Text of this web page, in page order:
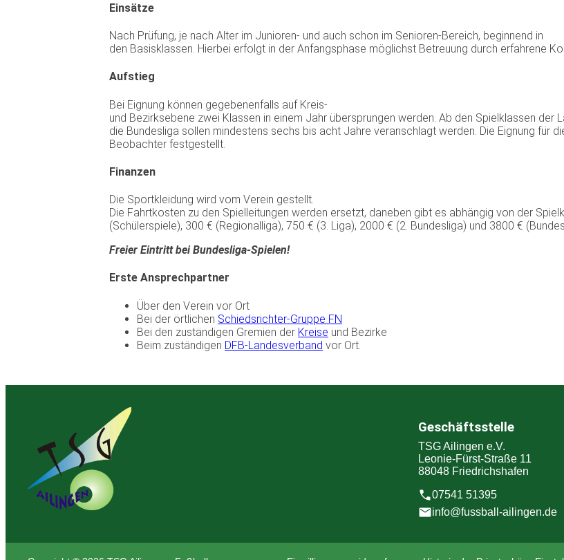
Einsätze
Nach Prüfung, je nach Alter im Junioren- und auch schon im Senioren-Bereich, beginnend in
den Basisklassen. Hierbei erfolgt in der Anfangsphase möglichst Betreuung durch erfahrene
Aufstieg
Bei Eignung können gegebenenfalls auf Kreis-
und Bezirksebene zwei Klassen in einem Jahr übersprungen werden. Ab den Spielklassen
die Bundesliga sollen mindestens sechs bis acht Jahre veranschlagt werden. Die Eignung für
Beobachter festgestellt.
Finanzen
Die Sportkleidung wird vom Verein gestellt.
Die Fahrtkosten zu den Spielleitungen werden ersetzt, daneben gibt es abhängig von der
(Schülerspiele), 300 € (Regionalliga), 750 € (3. Liga), 2000 € (2. Bundesliga) und 3800 €
Freier Eintritt bei Bundesliga-Spielen!
Erste Ansprechpartner
Über den Verein vor Ort
Bei der örtlichen Schiedsrichter-Gruppe FN
Bei den zuständigen Gremien der Kreise und Bezirke
Beim zuständigen DFB-Landesverband vor Ort.
Geschäftsstelle
TSG Ailingen e.V.
Leonie-Fürst-Straße 11
88048 Friedrichshafen
07541 51395
info@fussball-ailingen.de